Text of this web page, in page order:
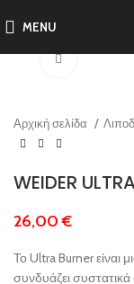
MENU
Αρχική σελίδα
WEIDER
26,00€
Το Ultra Burner
συνδυάζει